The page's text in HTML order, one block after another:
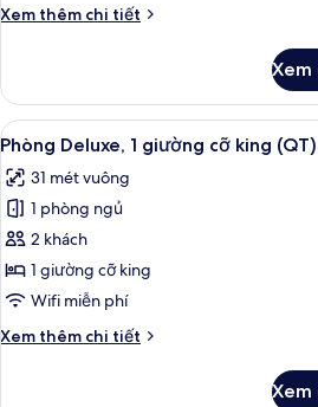
king
Xem thêm chi tiết
Chi
Phòng,
giường
king
(QT)
Xem
Xem
tất
cả
ảnh
Phòng
Deluxe,
1
cỡ
9
Phòng Deluxe, 1 giường cỡ king (QT)
31 mét vuông
1 phòng ngủ
2 khách
1 giường cỡ king
Wifi miễn phí
Xem thêm chi tiết
Chi
Xem